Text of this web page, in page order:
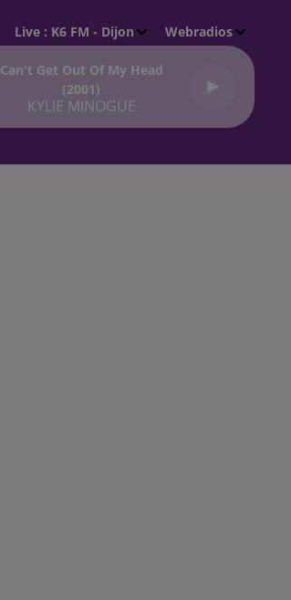
Live : K6 FM - Dijon Webradios
Can't Get Out Of My Head
(2001)
KYLIE MINOGUE